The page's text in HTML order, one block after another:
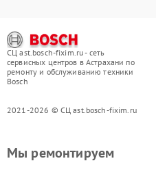
СЦ ast.bosch-fixim.ru - сеть
сервисных центров в Астрахани по
ремонту и обслуживанию техники
Bosch
2021-2026 © СЦ ast.bosch-fixim.ru
Мы ремонтируем